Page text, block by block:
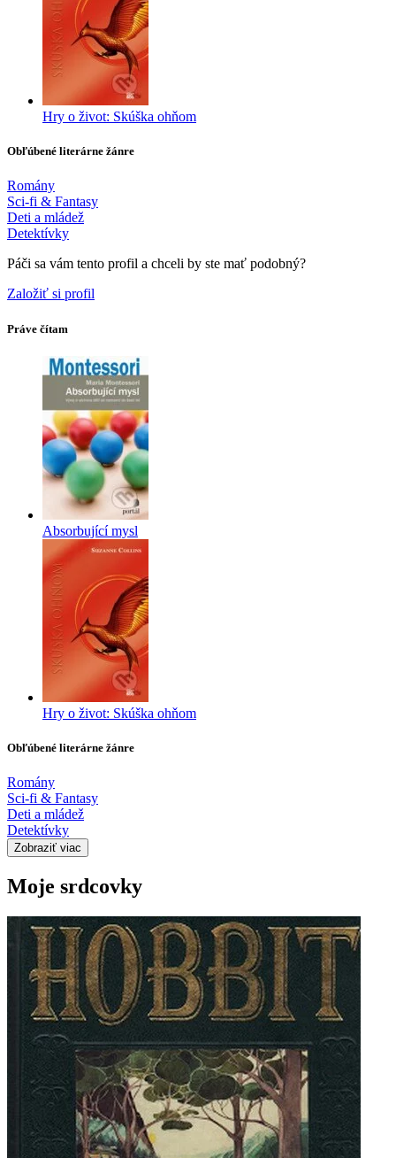
Hry o život: Skúška ohňom
Obľúbené literárne žánre
Romány
Sci-fi & Fantasy
Deti a mládež
Detektívky
Páči sa vám tento profil a chceli by ste mať podobný?
Založiť si profil
Práve čítam
Absorbující mysl
Hry o život: Skúška ohňom
Obľúbené literárne žánre
Romány
Sci-fi & Fantasy
Deti a mládež
Detektívky
Zobraziť viac
Moje srdcovky